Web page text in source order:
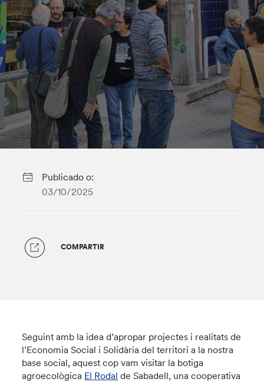
Publicado o:
03/10/2025
COMPARTIR
Seguint amb la idea d’apropar projectes i realitats de
l’Economia Social i Solidària del territori a la nostra
base social, aquest cop vam visitar la botiga
agroecològica El Rodal de Sabadell, una cooperativa